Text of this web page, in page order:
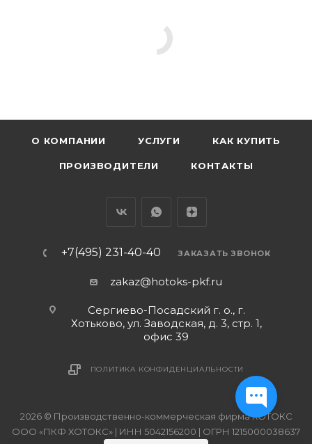
О КОМПАНИИ УСЛУГИ КАК КУПИТЬ
ПРОИЗВОДИТЕЛИ КОНТАКТЫ
+7(495) 231-40-40 ЗАКАЗАТЬ ЗВОНОК
zakaz@hotoks-pkf.ru
Сергиево-Посадский г. о., г.
Хотьково, ул. Заводская, д. 3, стр. 1,
офис 39
ПОЛИТИКА КОНФИДЕНЦИАЛЬНОСТИ
2026 © Производственно-коммерческая фирма ХОТОКС
ООО «ПКФ ХОТОКС» | ИНН 5042156200 | ОГРН 1215000038637